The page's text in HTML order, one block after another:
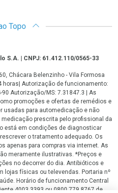
Topo
S.A. | CNPJ: 61.412.110/0565-33
Chácara Belenzinho - Vila Formosa
horas| Autorização de funcionamento:
Autorização/MS: 7.31847.3 | As
promoções e ofertas de remédios e
usadas para automedicação e não
prescrita pelo profissional da
está em condições de diagnosticar
o tratamento adequado. Os
apenas para compras via internet. As
meramente ilustrativas. *Preços e
no decorrer do dia. Antibióticos e
lojas físicas ou televendas. Portaria nº
Horário de funcionamento Central
4003 3393 ou 0800 779 8767 de